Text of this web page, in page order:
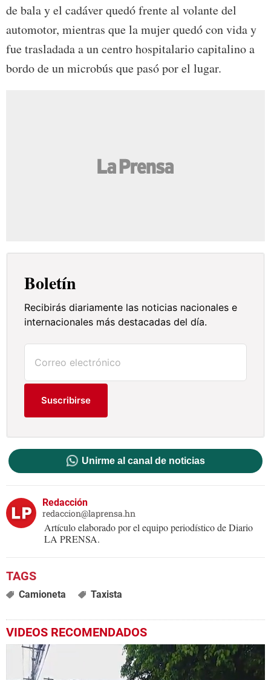
de bala y el cadáver quedó frente al volante del
automotor, mientras que la mujer quedó con vida y
fue trasladada a un centro hospitalario capitalino a
bordo de un microbús que pasó por el lugar.
Boletín
Recibirás diariamente las noticias nacionales e
internacionales más destacadas del día.
Suscribirse
Unirme al canal de noticias
Redacción
redaccion@laprensa.hn
Artículo elaborado por el equipo periodístico de Diario
LA PRENSA.
Camioneta Taxista
VIDEOS RECOMENDADOS